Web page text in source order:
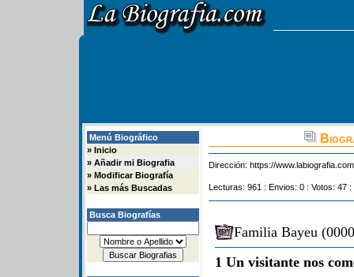
Menú Biográfico
» Inicio
» Añadir mi Biografia
» Modificar Biografía
» Las más Buscadas
Busca Biografías
Dirección: https://
Lecturas: 961 : Envios: 0 : Votos: 47
Familia Bayeu
1 Un visitante nos